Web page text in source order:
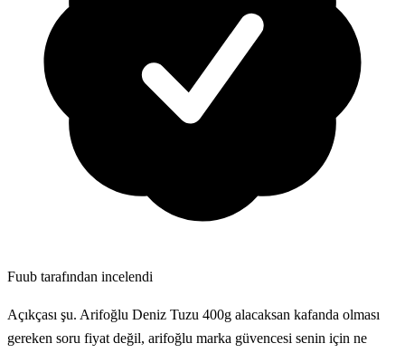
Fuub tarafından incelendi
Açıkçası şu. Arifoğlu Deniz Tuzu 400g alacaksan kafanda olması
gereken soru fiyat değil, arifoğlu marka güvencesi senin için ne